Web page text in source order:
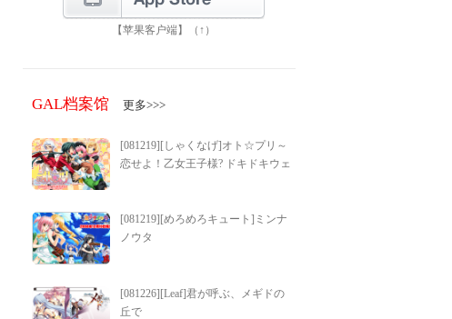
【苹果客户端】（↑）
GAL档案馆 更多>>>
[081219][しゃくなげ]オト☆プリ～
恋せよ！乙女王子様? ドキドキウェ
[081219][めろめろキュート]ミンナ
ノウタ
[081226][Leaf]君が呼ぶ、メギドの
丘で